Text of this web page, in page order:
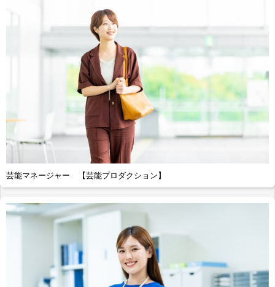
芸能マネージャー 【芸能プロダクション】